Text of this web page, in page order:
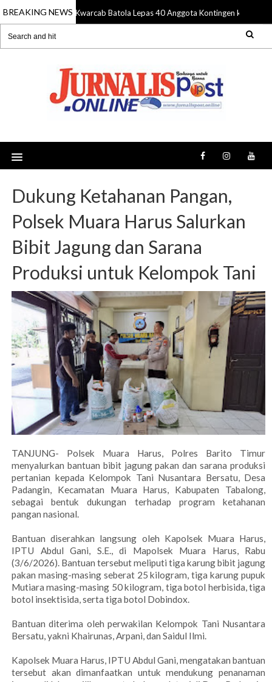
BREAKING NEWS
10 Aug 2026 Kwarcab Batola Lepas 40 Anggota Kontingen ke
Dukung Ketahanan Pangan,
Polsek Muara Harus Salurkan
Bibit Jagung dan Sarana
Produksi untuk Kelompok Tani
TANJUNG- Polsek Muara Harus, Polres Barito Timur
menyalurkan bantuan bibit jagung pakan dan sarana produksi
pertanian kepada Kelompok Tani Nusantara Bersatu, Desa
Padangin, Kecamatan Muara Harus, Kabupaten Tabalong,
sebagai bentuk dukungan terhadap program ketahanan
pangan nasional.
Bantuan diserahkan langsung oleh Kapolsek Muara Harus,
IPTU Abdul Gani, S.E., di Mapolsek Muara Harus, Rabu
(3/6/2026). Bantuan tersebut meliputi tiga karung bibit jagung
pakan masing-masing seberat 25 kilogram, tiga karung pupuk
Mutiara masing-masing 50 kilogram, tiga botol herbisida, tiga
botol insektisida, serta tiga botol Dobindox.
Bantuan diterima oleh perwakilan Kelompok Tani Nusantara
Bersatu, yakni Khairunas, Arpani, dan Saidul Ilmi.
Kapolsek Muara Harus, IPTU Abdul Gani, mengatakan bantuan
tersebut akan dimanfaatkan untuk mendukung penanaman